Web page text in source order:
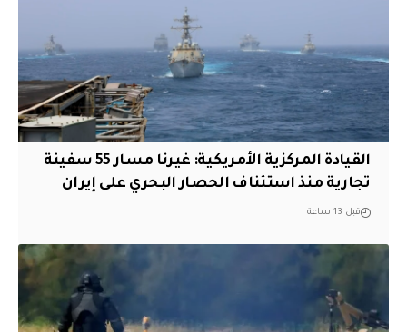
القيادة المركزية الأمريكية: غيرنا مسار 55 سفينة
تجارية منذ استئناف الحصار البحري على إيران
قبل 13 ساعة